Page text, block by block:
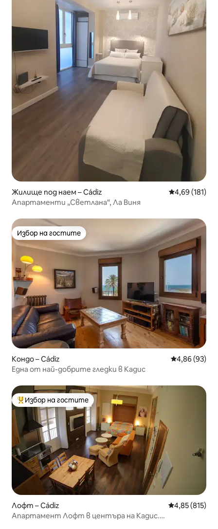
Жилище под наем – Cádiz Средна
4,69 (181)
Апартаменти „Светлана“, Ла Виня
Избор на гостите
Избор на гостите
Кондо – Cádiz Средна
4,86 (93)
Една от най-добрите гледки в Кадис
Най-популярен избор на гостите
Избор на гостите
Лофт – Cádiz Средна
4,85 (815)
Апартамент Лофт в центъра на Кадис.